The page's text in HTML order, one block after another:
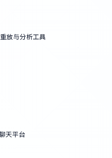
放与分析工具
天平台